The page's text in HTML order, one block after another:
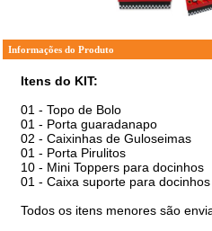
Informações do Produto
Itens do KIT:
01 - Topo de Bolo
01 - Porta guaradanapo
02 - Caixinhas de Guloseimas
01 - Porta Pirulitos
10 - Mini Toppers para docinhos
01 - Caixa suporte para
Todos os itens menores são